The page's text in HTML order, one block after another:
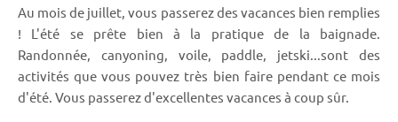
Au mois de juillet, vous passerez des vacances bien remplies
! L'été se prête bien à la pratique de la baignade.
Randonnée, canyoning, voile, paddle, jetski...sont des
activités que vous pouvez très bien faire pendant ce mois
d'été. Vous passerez d'excellentes vacances à coup sûr.